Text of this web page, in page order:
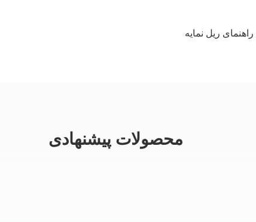
راهنمای ریل نمایه
محصولات پیشنهادی